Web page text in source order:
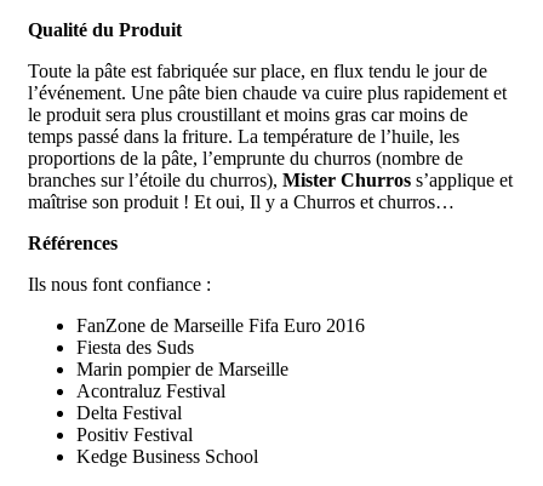
Qualité du Produit
Toute la pâte est fabriquée sur place, en flux tendu le jour de
l’événement. Une pâte bien chaude va cuire plus rapidement et
le produit sera plus croustillant et moins gras car moins de
temps passé dans la friture. La température de l’huile, les
proportions de la pâte, l’emprunte du churros (nombre de
branches sur l’étoile du churros), Mister Churros s’applique et
maîtrise son produit ! Et oui, Il y a Churros et churros…
Références
Ils nous font confiance :
FanZone de Marseille Fifa Euro 2016
Fiesta des Suds
Marin pompier de Marseille
Acontraluz Festival
Delta Festival
Positiv Festival
Kedge Business School